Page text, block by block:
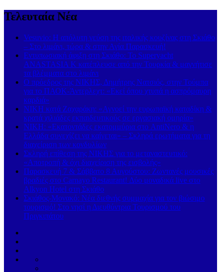
Τελευταία Νέα
Vesuvio: Η απόλυτη γεύση της ιταλικής κουζίνας στη Σκιάθο
– Στο λιμάνι, τώρα & στην Αγία Παρασκευή!
Εντυπωσιακή άφιξη στη Σκιάθο: Το Superyacht
ANASTASIA K κατέπλευσε από την Τουρκία & μαγνήτισε
τα βλέμματα στο λιμάνι
Ο πρόεδρος της ΝΙΚΗΣ, Δημήτρης Νατσιός, στην Τούμπα
για το ΠΑΟΚ-Άντερλεχτ: «Εκεί όπου χτυπά η ασπρόμαυρη
καρδιά»
ΝΙΚΗ κατά Ζαχαράκη: «Αγνοεί την ευρωπαϊκή καταδίκη &
κρατά χιλιάδες εκπαιδευτικούς σε εργασιακή ομηρία»
ΝΙΚΗ: «Εκατοντάδες εκατομμύρια στο AntiNero & η
Ελλάδα συνεχίζει να καίγεται» – Σκληρά ερωτήματα για τη
διαχείριση των κονδυλίων
Σκληρή επίθεση της ΝΙΚΗΣ για το μεταναστευτικό:
«Αποτροπή & όχι διαχείριση της εισβολής»
Παρασκευή 7 & Σάββατο 8 Αυγούστου: Ζωντανές μουσικές
βραδιές στο Carnayo Restaurant! Δύο μοναδικά live στο
Alkyon Hotel στη Σκιάθο
Σκιάθος-Μονακό: Νέα διεθνής συμμαχία για τον βιώσιμο
τουρισμό! Στο νησί η Διευθύντρια Τουρισμού του
Πριγκιπάτου